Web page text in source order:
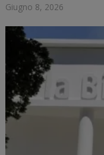
Giugno 8, 2026